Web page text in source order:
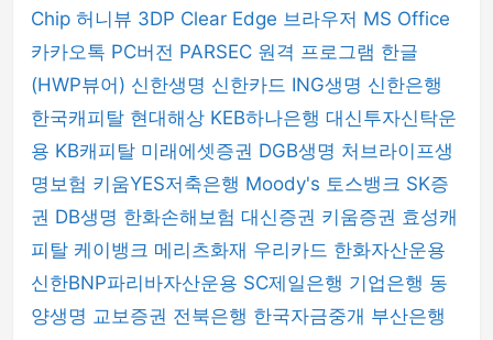
Chip 허니뷰 3DP Clear Edge 브라우저 MS Office
카카오톡 PC버전 PARSEC 원격 프로그램 한글
(HWP뷰어) 신한생명 신한카드 ING생명 신한은행
한국캐피탈 현대해상 KEB하나은행 대신투자신탁운
용 KB캐피탈 미래에셋증권 DGB생명 처브라이프생
명보험 키움YES저축은행 Moody's 토스뱅크 SK증
권 DB생명 한화손해보험 대신증권 키움증권 효성캐
피탈 케이뱅크 메리츠화재 우리카드 한화자산운용
신한BNP파리바자산운용 SC제일은행 기업은행 동
양생명 교보증권 전북은행 한국자금중개 부산은행